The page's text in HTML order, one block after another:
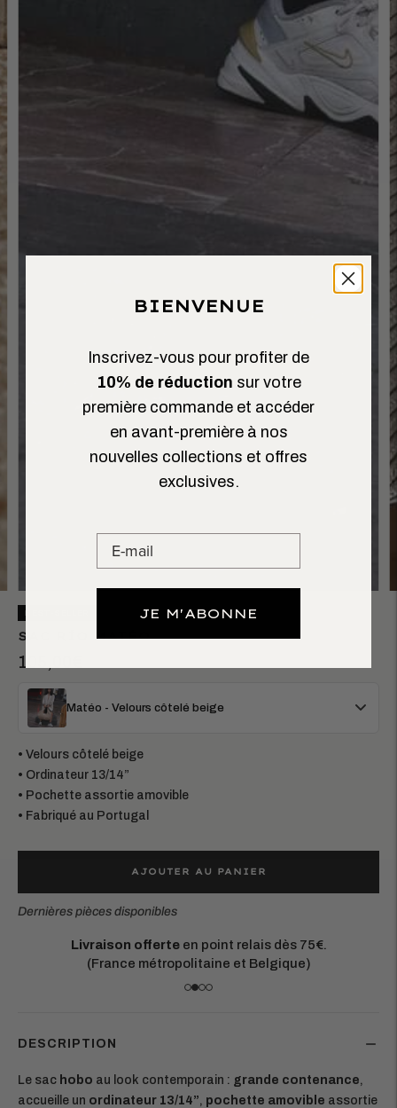
BEST-SELLER
SAC RÍO MATÉO
105,00€
Matéo - Velours côtelé beige
• Velours côtelé beige
• Ordinateur 13/14”
• Pochette assortie amovible
• Fabriqué au Portugal
AJOUTER AU PANIER
Dernières pièces disponibles
Livraison offerteen point relais dès 75€.
(France métropolitaine et Belgique)
DESCRIPTION
Le sac hobo au look contemporain : grande contenance,
accueille un ordinateur 13/14”, pochette amovible assortie
BIENVENUE
Inscrivez-vous pour profiter de
10% de réduction sur votre
première commande et accéder
en avant-première à nos
nouvelles collections et offres
exclusives.
JE M'ABONNE